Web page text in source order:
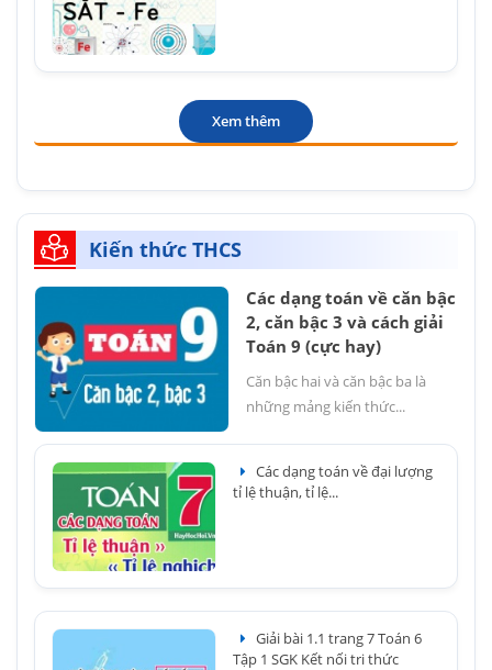
Xem thêm
Kiến thức THCS
Các dạng toán về căn bậc
2, căn bậc 3 và cách giải
Toán 9 (cực hay)
Căn bậc hai và căn bậc ba là
những mảng kiến thức...
Các dạng toán về đại lượng
tỉ lệ thuận, tỉ lệ...
Giải bài 1.1 trang 7 Toán 6
Tập 1 SGK Kết nối tri thức